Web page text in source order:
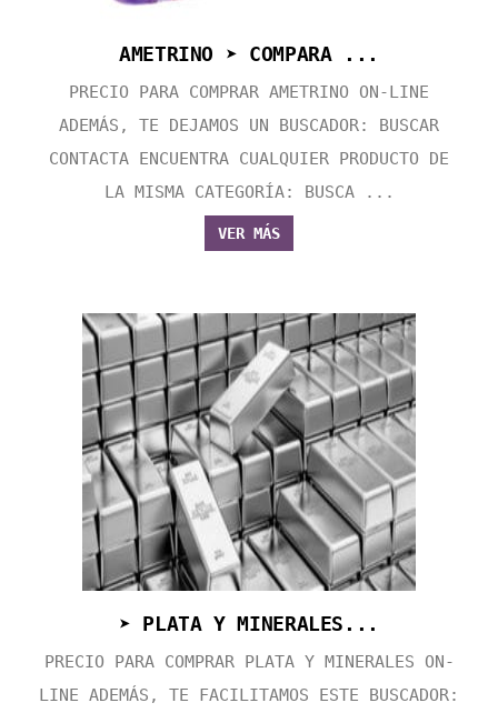
AMETRINO ➤ COMPARA ...
PRECIO PARA COMPRAR AMETRINO ON-LINE
ADEMÁS, TE DEJAMOS UN BUSCADOR: BUSCAR
CONTACTA ENCUENTRA CUALQUIER PRODUCTO DE
LA MISMA CATEGORÍA: BUSCA ...
VER MÁS
➤ PLATA Y MINERALES...
PRECIO PARA COMPRAR PLATA Y MINERALES ON-
LINE ADEMÁS, TE FACILITAMOS ESTE BUSCADOR: